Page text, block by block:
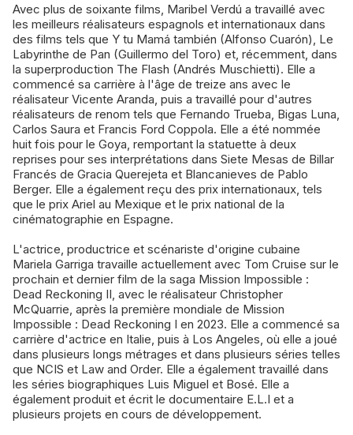
Avec plus de soixante films, Maribel Verdú a travaillé avec
les meilleurs réalisateurs espagnols et internationaux dans
des films tels que Y tu Mamá también (Alfonso Cuarón), Le
Labyrinthe de Pan (Guillermo del Toro) et, récemment, dans
la superproduction The Flash (Andrés Muschietti). Elle a
commencé sa carrière à l'âge de treize ans avec le
réalisateur Vicente Aranda, puis a travaillé pour d'autres
réalisateurs de renom tels que Fernando Trueba, Bigas Luna,
Carlos Saura et Francis Ford Coppola. Elle a été nommée
huit fois pour le Goya, remportant la statuette à deux
reprises pour ses interprétations dans Siete Mesas de Billar
Francés de Gracia Querejeta et Blancanieves de Pablo
Berger. Elle a également reçu des prix internationaux, tels
que le prix Ariel au Mexique et le prix national de la
cinématographie en Espagne.
L'actrice, productrice et scénariste d'origine cubaine
Mariela Garriga travaille actuellement avec Tom Cruise sur le
prochain et dernier film de la saga Mission Impossible :
Dead Reckoning II, avec le réalisateur Christopher
McQuarrie, après la première mondiale de Mission
Impossible : Dead Reckoning I en 2023. Elle a commencé sa
carrière d'actrice en Italie, puis à Los Angeles, où elle a joué
dans plusieurs longs métrages et dans plusieurs séries telles
que NCIS et Law and Order. Elle a également travaillé dans
les séries biographiques Luis Miguel et Bosé. Elle a
également produit et écrit le documentaire E.L.I et a
plusieurs projets en cours de développement.